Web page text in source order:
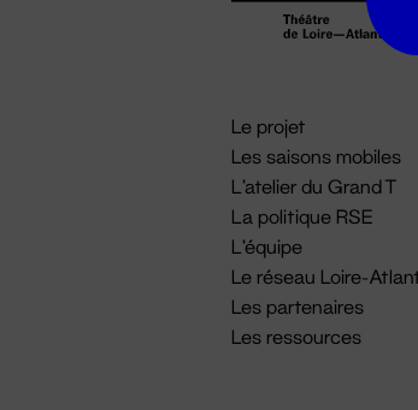
Le projet
Les saisons mobiles
L'atelier du Grand T
La politique RSE
L'équipe
Le réseau Loire-
Les partenaires
Les ressources